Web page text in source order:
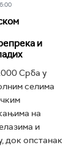
и
Срба у
селима
на
и
док опстанак